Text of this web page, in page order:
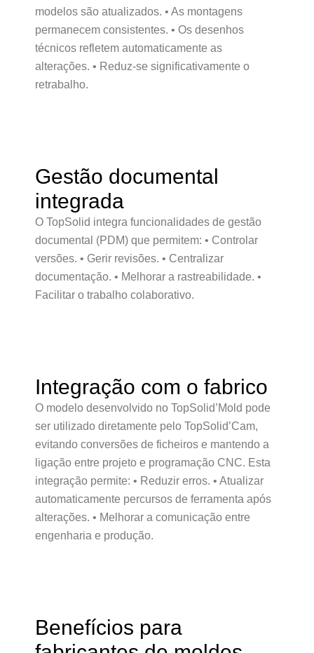
modelos são atualizados. • As montagens
permanecem consistentes. • Os desenhos
técnicos refletem automaticamente as
alterações. • Reduz-se significativamente o
retrabalho.
Gestão documental
integrada
O TopSolid integra funcionalidades de gestão
documental (PDM) que permitem: • Controlar
versões. • Gerir revisões. • Centralizar
documentação. • Melhorar a rastreabilidade. •
Facilitar o trabalho colaborativo.
Integração com o fabrico
O modelo desenvolvido no TopSolid’Mold pode
ser utilizado diretamente pelo TopSolid’Cam,
evitando conversões de ficheiros e mantendo a
ligação entre projeto e programação CNC. Esta
integração permite: • Reduzir erros. • Atualizar
automaticamente percursos de ferramenta após
alterações. • Melhorar a comunicação entre
engenharia e produção.
Benefícios para